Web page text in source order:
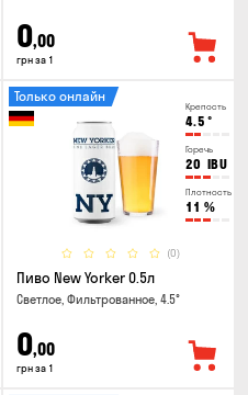
0,00
грн за 1
Крепость
4.5 °
Горечь
20 IBU
Плотность
11 %
(0)
Только онлайн
Пиво New Yorker 0.5л
Светлое, Фильтрованное, 4.5°
0,00
грн за 1